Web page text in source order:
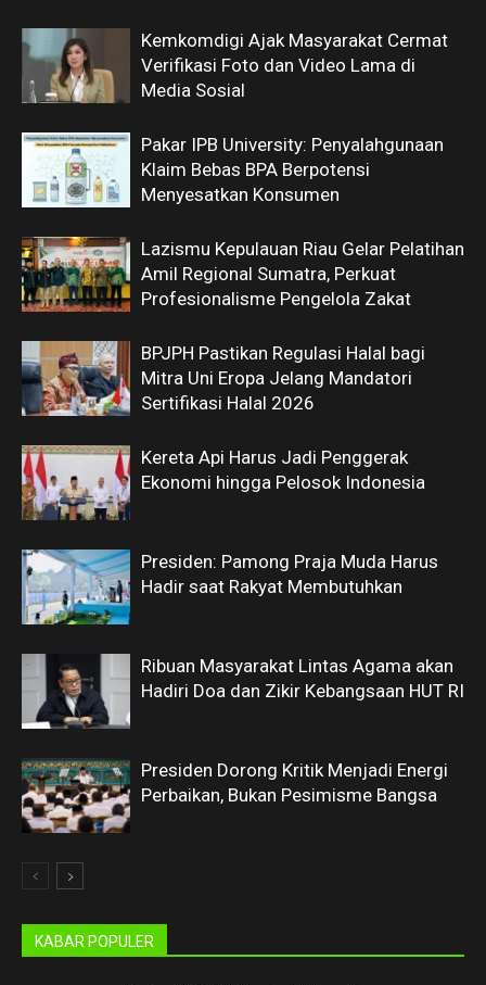
Kemkomdigi Ajak Masyarakat Cermat
Verifikasi Foto dan Video Lama di
Media Sosial
Pakar IPB University: Penyalahgunaan
Klaim Bebas BPA Berpotensi
Menyesatkan Konsumen
Lazismu Kepulauan Riau Gelar Pelatihan
Amil Regional Sumatra, Perkuat
Profesionalisme Pengelola Zakat
BPJPH Pastikan Regulasi Halal bagi
Mitra Uni Eropa Jelang Mandatori
Sertifikasi Halal 2026
Kereta Api Harus Jadi Penggerak
Ekonomi hingga Pelosok Indonesia
Presiden: Pamong Praja Muda Harus
Hadir saat Rakyat Membutuhkan
Ribuan Masyarakat Lintas Agama akan
Hadiri Doa dan Zikir Kebangsaan HUT RI
Presiden Dorong Kritik Menjadi Energi
Perbaikan, Bukan Pesimisme Bangsa
KABAR POPULER